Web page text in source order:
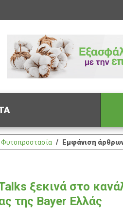
Φυτοπροστασία Εμφάνιση
ξεκινά στο
της Bayer Ελλάς